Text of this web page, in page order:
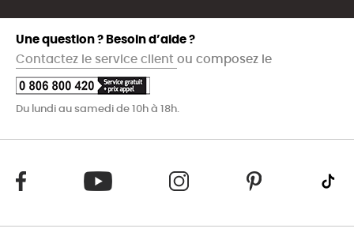
Une question ? Besoin d’aide ?
Contactez le service client ou composez le
Du lundi au samedi de 10h à 18h.